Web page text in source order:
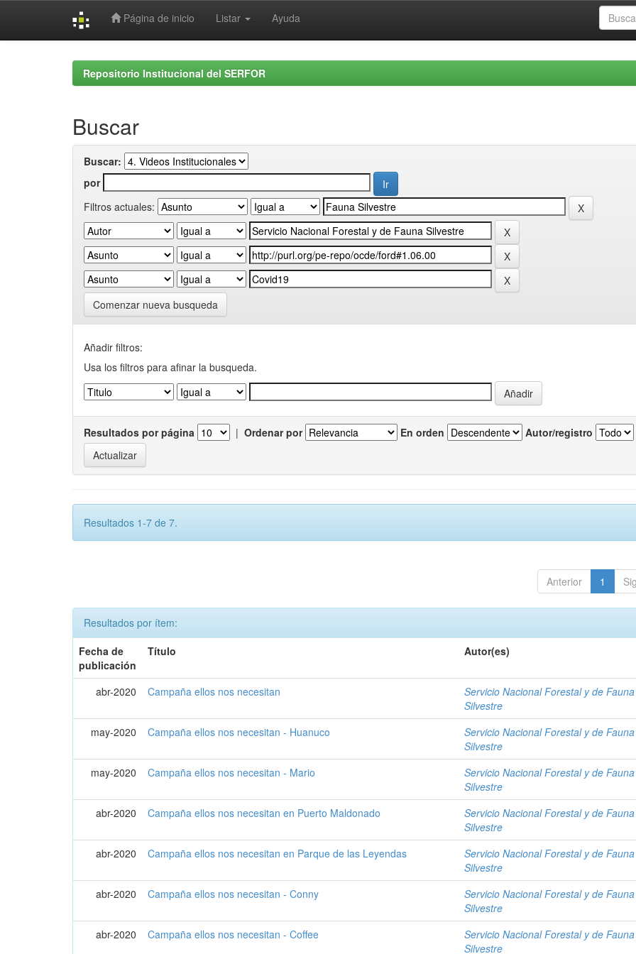
Página de inicio Listar Ayuda
Repositorio Institucional del SERFOR
Buscar
Buscar:
por
Filtros actuales:
Comenzar nueva busqueda
Añadir filtros:
Usa los filtros para afinar la busqueda.
Resultados por página | Ordenar por En orden Autor/registro
Resultados 1-7 de 7.
Anterior 1
Resultados por ítem:
Fecha de
publicación
Título Autor(es)
abr-2020 Campaña ellos nos necesitan
Servicio Nacional Forestal y de Fauna
Silvestre
may-2020
Campaña ellos nos necesitan - Huanuco
Servicio Nacional Forestal y de Fauna
Silvestre
may-2020
Campaña ellos nos necesitan - Mario
Servicio Nacional Forestal y de Fauna
Silvestre
abr-2020
Campaña ellos nos necesitan en Puerto Maldonado
Servicio Nacional Forestal y de Fauna
Silvestre
abr-2020
Campaña ellos nos necesitan en Parque de las Leyendas
Servicio Nacional Forestal y de Fauna
Silvestre
abr-2020
Campaña ellos nos necesitan - Conny
Servicio Nacional Forestal y de Fauna
Silvestre
abr-2020
Campaña ellos nos necesitan - Coffee
Servicio Nacional Forestal y de Fauna
Silvestre